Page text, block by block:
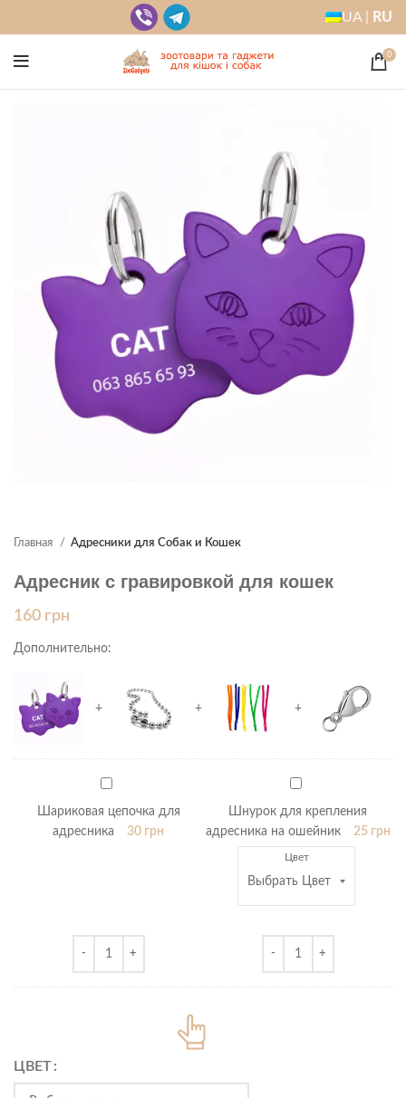
UA | RU
0
Главная Адресники для Собак и Кошек
Адресник с гравировкой для кошек
160 грн
Дополнительно:
+ + +
Шариковая
Шариковая цепочка для
адресника
30 грн
Шнурок
крепления
на
ошейник
Шнурок для крепления
адресника на ошейник
25грн
Цвет
ЦВЕТ